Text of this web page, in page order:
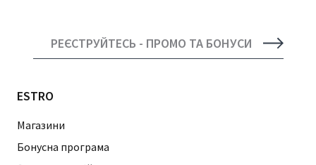
РЕЄСТРУЙТЕСЬ - ПРОМО ТА БОНУСИ
ESTRO
Магазини
Бонусна програма